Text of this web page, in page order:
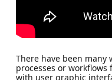
There have been many
processes or
with user graphic